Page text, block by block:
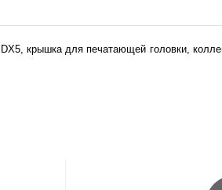
, крышка для печатающей головки,